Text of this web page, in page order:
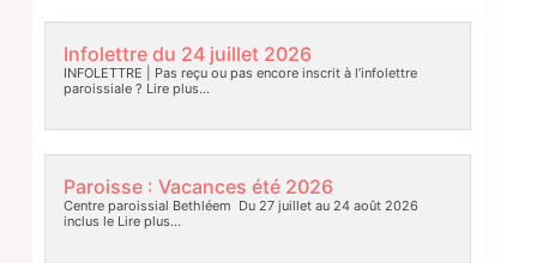
Infolettre du 24 juillet 2026
INFOLETTRE | Pas reçu ou pas encore inscrit à l’infolettre
paroissiale ? Lire plus…
Paroisse : Vacances été 2026
Centre paroissial Bethléem Du 27 juillet au 24 août 2026
inclus leLire plus…